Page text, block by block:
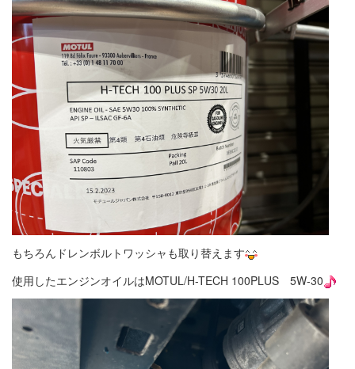
もちろんドレンボルトワッシャも取り替えます
使用したエンジンオイルはMOTUL/H-TECH 100PLUS 5W-30